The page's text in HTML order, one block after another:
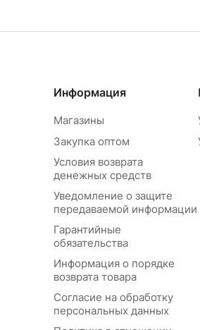
Информация
Магазины
Закупка оптом
Условия возврата
денежных средств
Уведомление о защите
передаваемой информации
Гарантийные
обязательства
Информация о порядке
возврата товара
Согласие на обработку
персональных данных